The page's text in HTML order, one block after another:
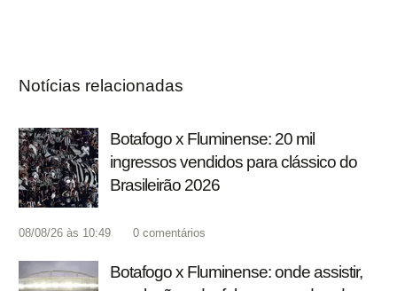
Notícias relacionadas
Botafogo x Fluminense: 20 mil
ingressos vendidos para clássico do
Brasileirão 2026
08/08/26 às 10:49 0 comentários
Botafogo x Fluminense: onde assistir,